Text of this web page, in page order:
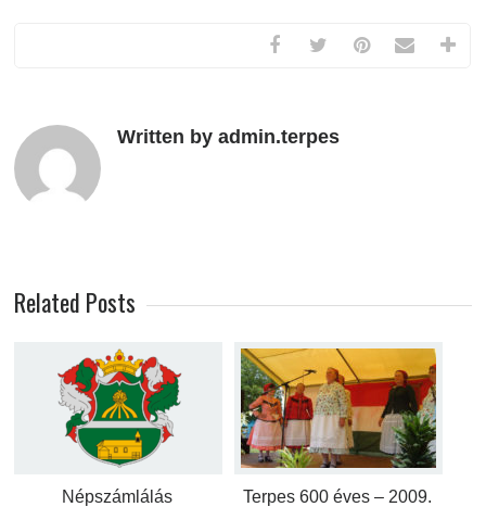
Written by admin.terpes
Related Posts
Népszámlálás
Terpes 600 éves – 2009.